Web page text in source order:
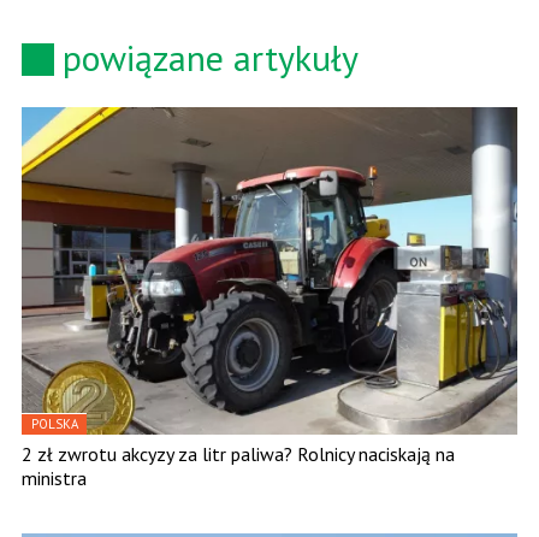
powiązane artykuły
POLSKA
2 zł zwrotu akcyzy za litr paliwa? Rolnicy naciskają na
ministra